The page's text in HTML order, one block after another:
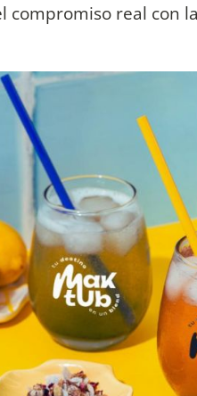
compromiso real con